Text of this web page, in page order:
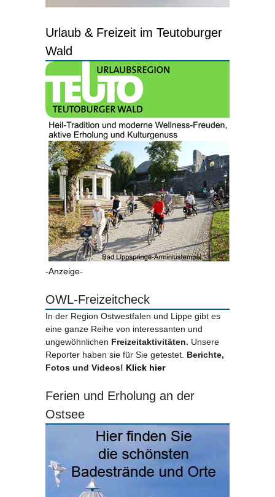
Urlaub & Freizeit im Teutoburger
Wald
-Anzeige-
OWL-Freizeitcheck
In der Region Ostwestfalen und Lippe gibt es
eine ganze Reihe von interessanten und
ungewöhnlichen Freizeitaktivitäten. Unsere
Reporter haben sie für Sie getestet. Berichte,
Fotos und Videos! Klick hier
Ferien und Erholung an der
Ostsee